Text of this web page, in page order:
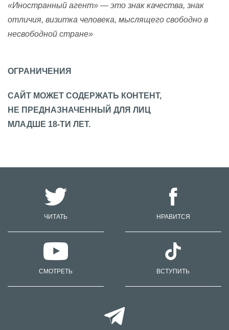
«Иностранный агент» — это знак качества, знак
отличия, визитка человека, мыслящего свободно в
несвободной стране»
ОГРАНИЧЕНИЯ
САЙТ МОЖЕТ СОДЕРЖАТЬ КОНТЕНТ,
НЕ ПРЕДНАЗНАЧЕННЫЙ ДЛЯ ЛИЦ
МЛАДШЕ 18-ТИ ЛЕТ.
ЧИТАТЬ НРАВИТСЯ
СМОТРЕТЬ ВСТУПИТЬ